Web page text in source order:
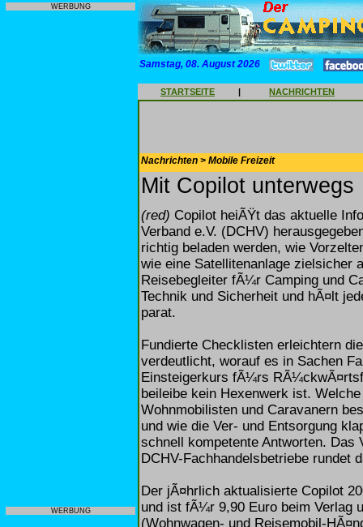
WERBUNG
WERBUNG
Samstag, 08. August 2026
STARTSEITE | NACHRICHTEN
Nachrichten > Mobile Freizeit
Mit Copilot unterwegs
(red) Copilot heiÃŸt das aktuelle
Verband e.V. (DCHV)
richtig beladen werden, wie
wie eine Satellitenanlage zielsicher
Reisebegleiter fÃ¼r Camping und
Technik und Sicherheit und hÃ¤lt
parat.
Fundierte Checklisten erleichtern
verdeutlicht, worauf es in Sachen
Einsteigerkurs fÃ¼rs
beileibe kein Hexenwerk ist.
Wohnmobilisten und Caravanern
und wie die Ver- und Entsorgung
schnell kompetente Antworten.
DCHV-Fachhandelsbetriebe rundet
Der jÃ¤hrlich aktualisierte Copilot
und ist fÃ¼r 9,90 Euro beim Verlag
(Wohnwagen- und Reisemobil-